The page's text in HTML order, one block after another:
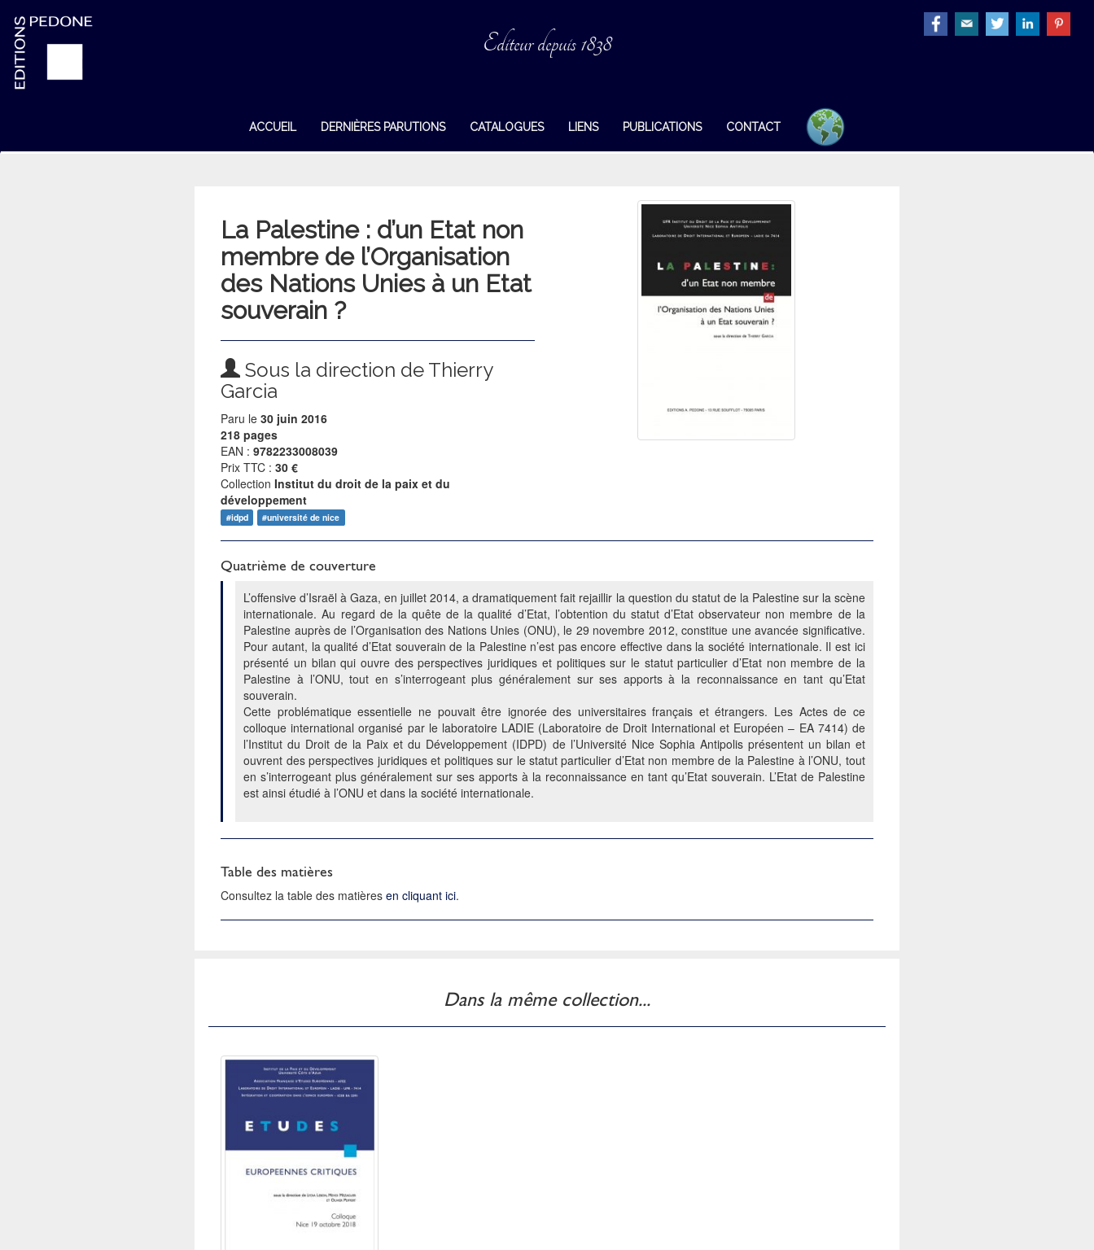
Editeur depuis 1838
ACCUEIL DERNIÈRES PARUTIONS CATALOGUES LIENS PUBLICATIONS CONTACT
La Palestine : d’un Etat non
membre de l’Organisation
des Nations Unies à un Etat
souverain ?
Sous la direction de Thierry
Garcia
Paru le30 juin 2016
218 pages
EAN :9782233008039
Prix TTC :30 €
CollectionInstitut du droit de la paix et du
développement
#idpd #université de nice
Quatrième de couverture
L’offensive d’Israël à Gaza, en juillet 2014, a dramatiquement fait rejaillir la question du statut de la Palestine sur la scène
internationale. Au regard de la quête de la qualité d’Etat, l’obtention du statut d’Etat observateur non membre de la
Palestine auprès de l’Organisation des Nations Unies (ONU), le 29 novembre 2012, constitue une avancée significative.
Pour autant, la qualité d’Etat souverain de la Palestine n’est pas encore effective dans la société internationale. Il est ici
présenté un bilan qui ouvre des perspectives juridiques et politiques sur le statut particulier d’Etat non membre de la
Palestine à l’ONU, tout en s’interrogeant plus généralement sur ses apports à la reconnaissance en tant qu’Etat
souverain.
Cette problématique essentielle ne pouvait être ignorée des universitaires français et étrangers. Les Actes de ce
colloque international organisé par le laboratoire LADIE (Laboratoire de Droit International et Européen – EA 7414) de
l’Institut du Droit de la Paix et du Développement (IDPD) de l’Université Nice Sophia Antipolis présentent un bilan et
ouvrent des perspectives juridiques et politiques sur le statut particulier d’Etat non membre de la Palestine à l’ONU, tout
en s’interrogeant plus généralement sur ses apports à la reconnaissance en tant qu’Etat souverain. L’Etat de Palestine
est ainsi étudié à l’ONU et dans la société internationale.
Table des matières
Consultez la table des matièresen cliquant ici.
Dans la même collection...